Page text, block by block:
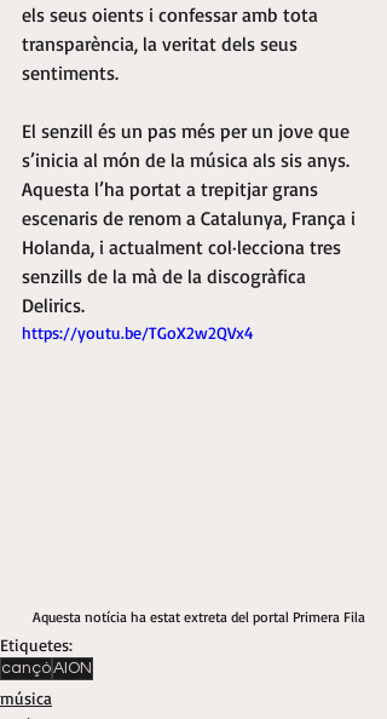
els seus oients i confessar amb tota
transparència, la veritat dels seus
sentiments.
El senzill és un pas més per un jove que
s’inicia al món de la música als sis anys.
Aquesta l’ha portat a trepitjar grans
escenaris de renom a Catalunya, França i
Holanda, i actualment col·lecciona tres
senzills de la mà de la discogràfica
Delirics.
https://youtu.be/TGoX2w2QVx4
Aquesta notícia ha estat extreta del portal Primera Fila
Etiquetes:
cançóAION
música